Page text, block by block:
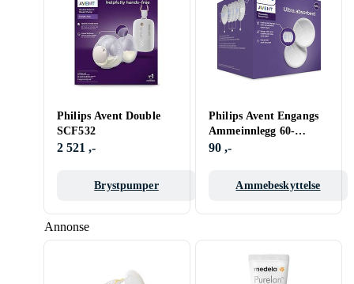
Annonse
Philips Avent Double
SCF532
2 521 ,-
Brystpumper
Philips Avent Engangs
Ammeinnlegg 60-
pakning
90 ,-
Ammebeskyttelse